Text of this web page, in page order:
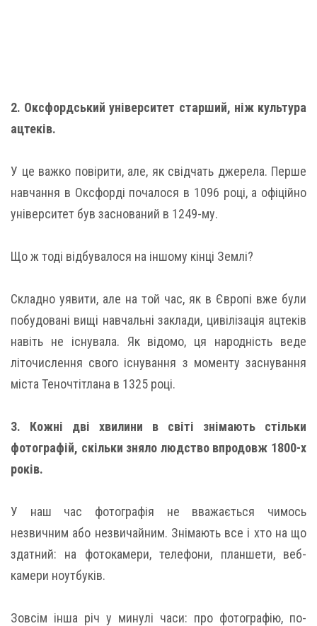
2. Оксфордський університет старший, ніж культура
ацтеків.
У це важко повірити, але, як свідчать джерела. Перше
навчання в Оксфорді почалося в 1096 році, а офіційно
університет був заснований в 1249-му.
Що ж тоді відбувалося на іншому кінці Землі?
Складно уявити, але на той час, як в Європі вже були
побудовані вищі навчальні заклади, цивілізація ацтеків
навіть не існувала. Як відомо, ця народність веде
літочислення свого існування з моменту заснування
міста Теночтітлана в 1325 році.
3. Кожні дві хвилини в світі знімають стільки
фотографій, скільки зняло людство впродовж 1800-х
років.
У наш час фотографія не вважається чимось
незвичним або незвичайним. Знімають все і хто на що
здатний: на фотокамери, телефони, планшети, веб-
камери ноутбуків.
Зовсім інша річ у минулі часи: про фотографію, по-